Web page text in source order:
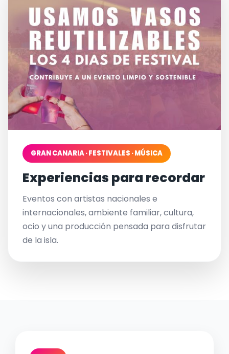
GRAN CANARIA · FESTIVALES · MÚSICA
Experiencias para recordar
Eventos con artistas nacionales e
internacionales, ambiente familiar, cultura,
ocio y una producción pensada para disfrutar
de la isla.